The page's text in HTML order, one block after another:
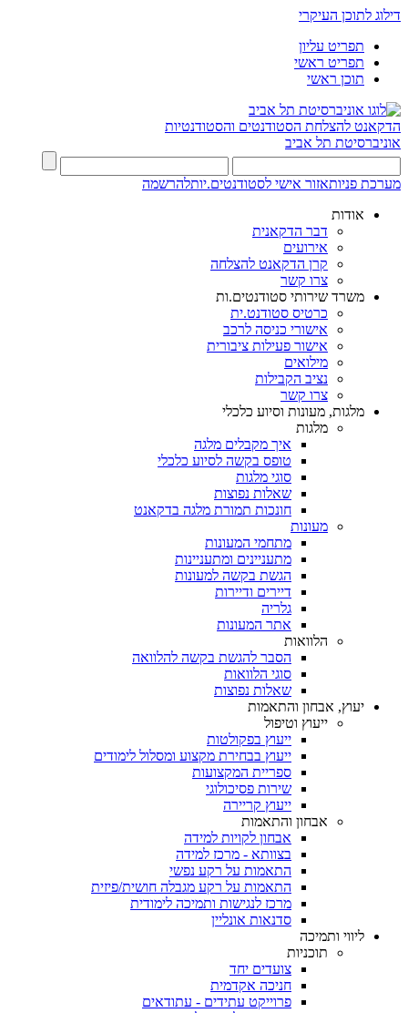
דילוג לתוכן העיקרי
תפריט עליון
תפריט ראשי
תוכן ראשי
הדקאנט להצלחת הסטודנטים והסטודנטיות
אוניברסיטת תל אביב
מערכת פניותאזור אישי לסטודנטים.יותלהרשמה
אודות
דבר הדקאנית
אירועים
קרן הדקאנט להצלחה
צרו קשר
משרד שירותי סטודנטים.ות
כרטיס סטודנט.ית
אישורי כניסה לרכב
אישור פעילות ציבורית
מילואים
נציב הקבילות
צרו קשר
מלגות, מעונות וסיוע כלכלי
מלגות
איך מקבלים מלגה
טופס בקשה לסיוע כלכלי
סוגי מלגות
שאלות נפוצות
חונכות תמורת מלגה בדקאנט
מעונות
מתחמי המעונות
מתעניינים ומתעניינות
הגשת בקשה למעונות
דיירים ודיירות
גלריה
אתר המעונות
הלוואות
הסבר להגשת בקשה להלוואה
סוגי הלוואות
שאלות נפוצות
יעוץ, אבחון והתאמות
ייעוץ וטיפול
ייעוץ בפקולטות
ייעוץ בבחירת מקצוע ומסלול לימודים
ספריית המקצועות
שירות פסיכולוגי
ייעוץ קריירה
אבחון והתאמות
אבחון לקויות למידה
בצוותא - מרכז למידה
התאמות על רקע נפשי
התאמות על רקע מגבלה חושית/פיזית
מרכז לנגישות ותמיכה לימודית
סדנאות אונליין
ליווי ותמיכה
תוכניות
צועדים יחד
חניכה אקדמית
פרוייקט עתידים - עתודאים